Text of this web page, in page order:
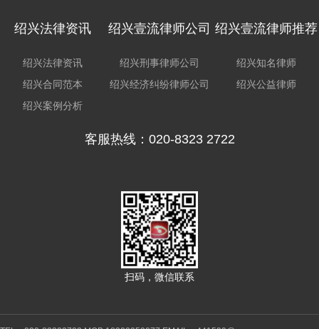
绍兴法律资讯
绍兴法律资讯
绍兴合同范本
绍兴案例分析
绍兴壹流律师公司
绍兴刑事律师公司
绍兴经济纠纷律师公司
绍兴壹流律师推荐
绍兴知名律师
绍兴公益律师
客服热线：020-8323 2722
扫码，微信联系